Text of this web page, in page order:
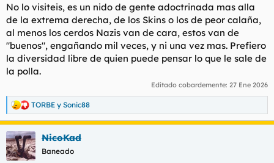
l
t
e
m
i
o
No lo visiteis, es un nido de gente adoctrinada mas alla
de la extrema derecha, de los Skins o los de peor calaña,
al menos los cerdos Nazis van de cara, estos van de
"buenos", engañando mil veces, y ni una vez mas. Prefiero
la diversidad libre de quien puede pensar lo que le sale de
la polla.
Editado cobardemente: 27 Ene 2026
R
e
a
c
c
i
TORBE y Sonic88
NicoKad
Baneado